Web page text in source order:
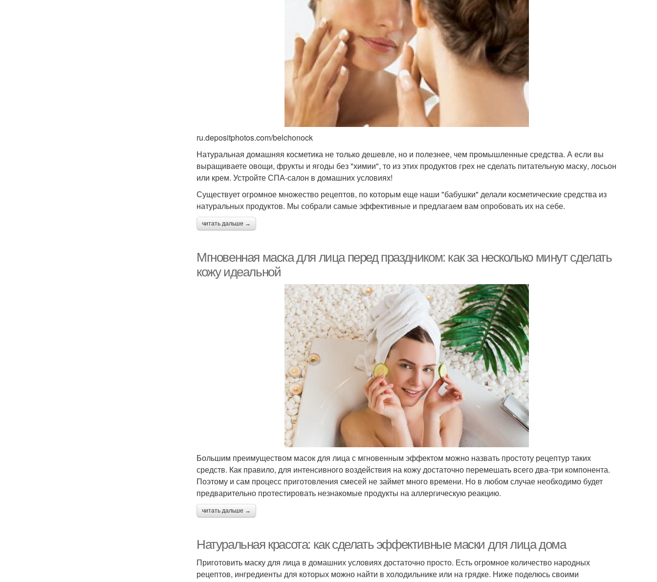
ru.depositphotos.com/belchonock
Натуральная домашняя косметика не только дешевле, но и полезнее, чем промышленные средства. А если вы
выращиваете овощи, фрукты и ягоды без "химии", то из этих продуктов грех не сделать питательную маску, лосьон
или крем. Устройте СПА-салон в домашних условиях!
Существует огромное множество рецептов, по которым еще наши "бабушки" делали косметические средства из
натуральных продуктов. Мы собрали самые эффективные и предлагаем вам опробовать их на себе.
читать дальше →
Мгновенная маска для лица перед праздником: как за несколько минут сделать
кожу идеальной
Большим преимуществом масок для лица с мгновенным эффектом можно назвать простоту рецептур таких
средств. Как правило, для интенсивного воздействия на кожу достаточно перемешать всего два-три компонента.
Поэтому и сам процесс приготовления смесей не займет много времени. Но в любом случае необходимо будет
предварительно протестировать незнакомые продукты на аллергическую реакцию.
читать дальше →
Натуральная красота: как сделать эффективные маски для лица дома
Приготовить маску для лица в домашних условиях достаточно просто. Есть огромное количество народных
рецептов, ингредиенты для которых можно найти в холодильнике или на грядке. Ниже поделюсь своими